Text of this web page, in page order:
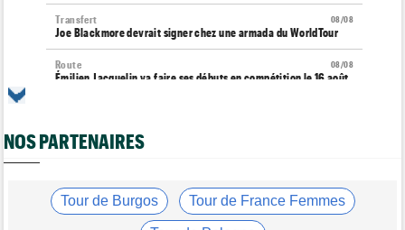
08/08
Transfert
Joe Blackmore devrait signer chez une armada du WorldTour
08/08
Route
Émilien Jacquelin va faire ses débuts en compétition le 16 août
La sélection française pour les Championnats du monde
Ventoux
NOS PARTENAIRES
Tour de Burgos Tour de France Femmes